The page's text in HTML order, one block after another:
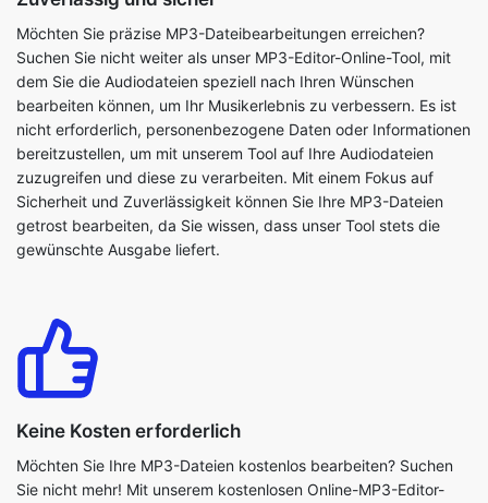
bearbeiten können, um Ihr Musikerlebnis zu verbessern. Es ist
nicht erforderlich, personenbezogene Daten oder Informationen
bereitzustellen, um mit unserem Tool auf Ihre Audiodateien
zuzugreifen und diese zu verarbeiten. Mit einem Fokus auf
Sicherheit und Zuverlässigkeit können Sie Ihre MP3-Dateien
getrost bearbeiten, da Sie wissen, dass unser Tool stets die
gewünschte Ausgabe liefert.
Keine Kosten erforderlich
Möchten Sie Ihre MP3-Dateien kostenlos bearbeiten? Suchen
Sie nicht mehr! Mit unserem kostenlosen Online-MP3-Editor-
personalisieren. So erhalten Sie genaue und qualitativ
hochwertige Audioclips, die Ihren Anforderungen entsprechen.
Entdecken Sie die umfangreichen Bearbeitungsmöglichkeiten